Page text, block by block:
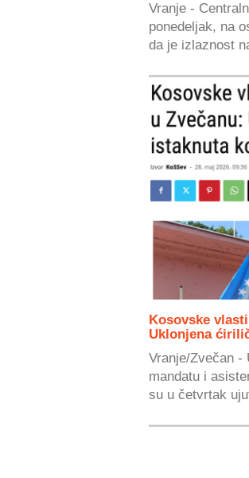
Vranje -
ponedeljak, na
da je izlaznost
Kosovske
Uklonjena
Vranje/Zvečan -
mandatu i
su u četvrtak